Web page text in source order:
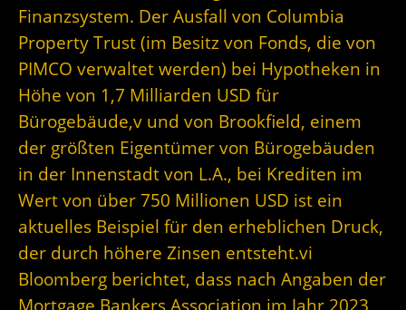
Finanzsystem. Der Ausfall von Columbia
Property Trust (im Besitz von Fonds, die von
PIMCO verwaltet werden) bei Hypotheken in
Höhe von 1,7 Milliarden USD für
Bürogebäude,v und von Brookfield, einem
der größten Eigentümer von Bürogebäuden
in der Innenstadt von L.A., bei Krediten im
Wert von über 750 Millionen USD ist ein
aktuelles Beispiel für den erheblichen Druck,
der durch höhere Zinsen entsteht.vi
Bloomberg berichtet, dass nach Angaben der
Mortgage Bankers Association im Jahr 2023